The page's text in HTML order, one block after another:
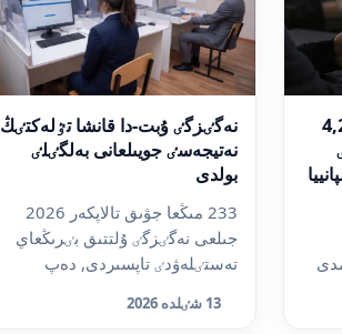
4,2
نەگٸزگٸ ۇبت-دا قانشا تٷلەكتٸڭ
نەتيجەسٸ جويىلعانى بەلگٸلٸ
بولدى
233 مىڭعا جۋىق تالاپكەر 2026
جىلعى نەگٸزگٸ ۇلتتىق بٸرىڭعاي
تەستٸلەۋدٸ تاپسىردى, دەپ
13 شٸلدە 2026